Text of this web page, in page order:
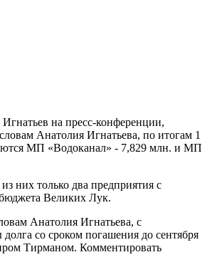
на пресс-конференции,
Анатолия Игнатьева, по итогам 1
МП «Водоканал» - 7,829 млн. и МП
них только два предприятия с
Великих Лук.
Анатолия Игнатьева, с
со сроком погашения до сентября
Тирманом. Комментировать